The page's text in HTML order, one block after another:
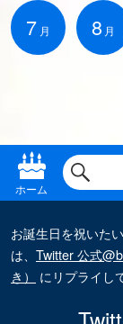
7 月 8 月
ホーム
お誕生日を祝いた
は、 Twitter 公式
き）
にリプライし